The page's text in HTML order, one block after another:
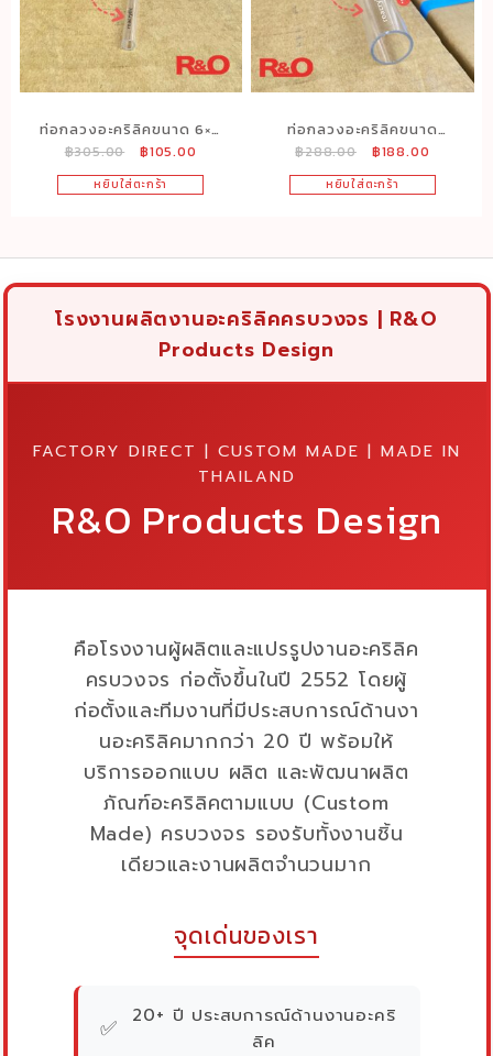
ท่อกลวงอะคริลิคขนาด 6×8
mm. ยาว 50 cm.
฿305.00
Original
price
was:
฿105.00
price
is:
หยิบใส่ตะกร้า
ท่อกลวงอะคริลิคขนาด
26×30 mm. ยาว 50 cm.
฿288.00
Original
price
was:
฿188.00
price
is:
หยิบใส่ตะกร้า
โรงงานผลิตงานอะคริลิคครบวงจร | R&O
Products Design
FACTORY DIRECT | CUSTOM MADE | MADE IN
THAILAND
R&O Products Design
คือโรงงานผู้ผลิตและแปรรูปงานอะคริลิค
ครบวงจร ก่อตั้งขึ้นในปี 2552 โดยผู้
ก่อตั้งและทีมงานที่มีประสบการณ์ด้านงา
นอะคริลิคมากกว่า 20 ปี พร้อมให้
บริการออกแบบ ผลิต และพัฒนาผลิต
ภัณฑ์อะคริลิคตามแบบ (Custom
Made) ครบวงจร รองรับทั้งงานชิ้น
เดียวและงานผลิตจำนวนมาก
จุดเด่นของเรา
✅
20+ ปี ประสบการณ์ด้านงานอะคริ
ลิค